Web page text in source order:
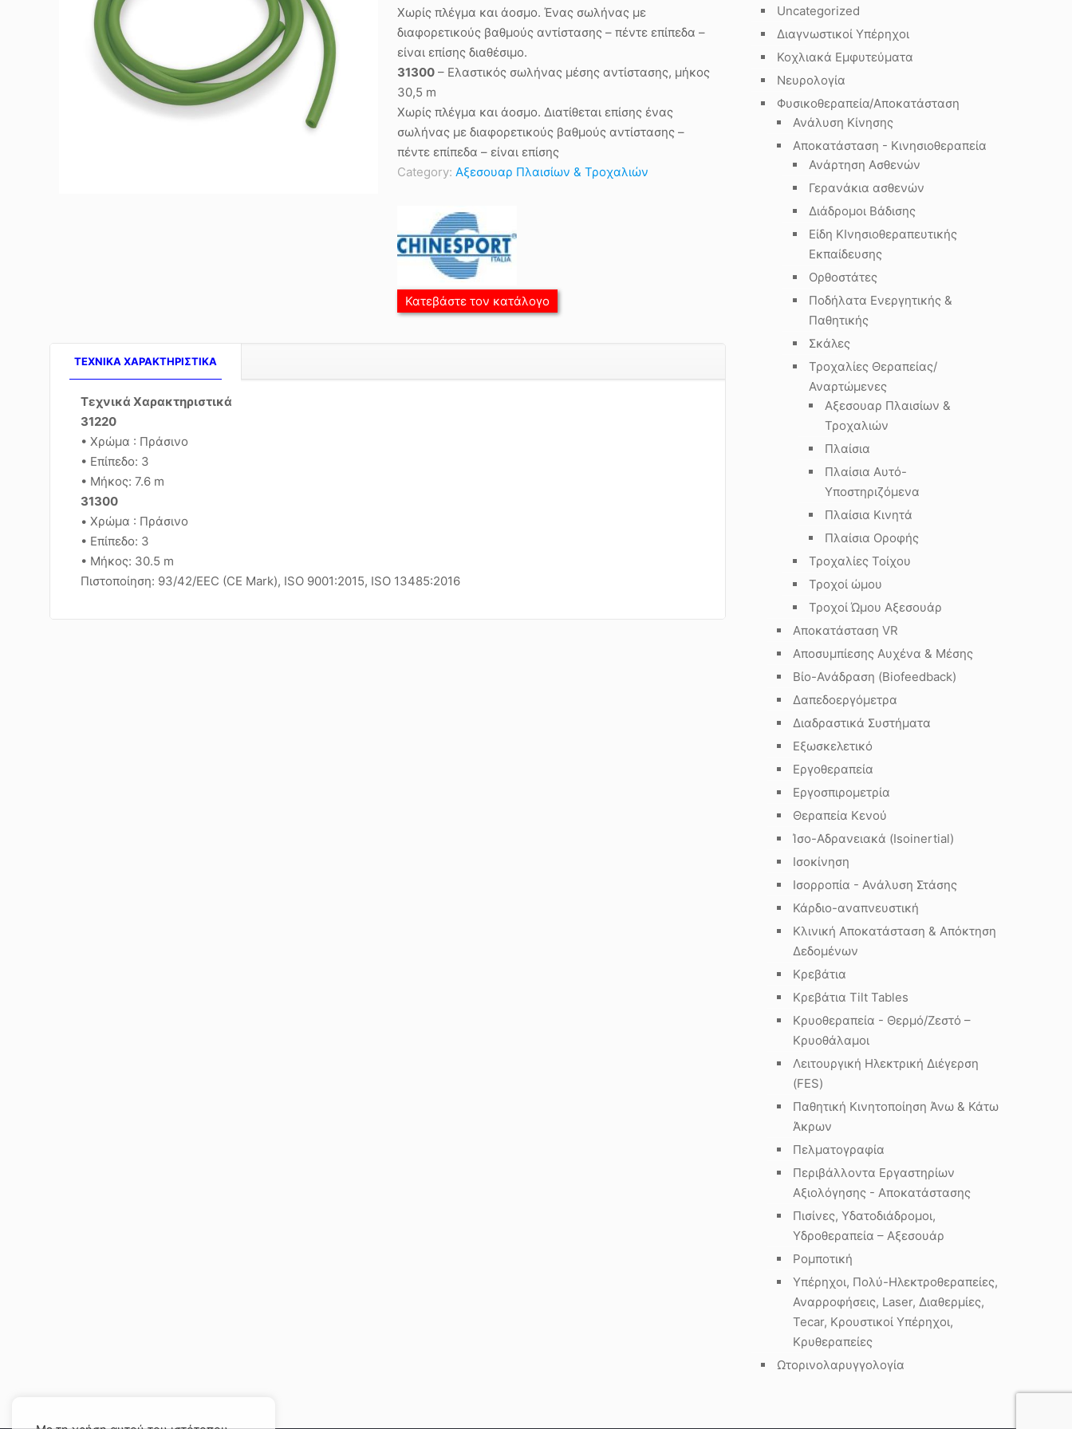
Χωρίς πλέγμα και άοσμο. Ένας σωλήνας με
διαφορετικούς βαθμούς αντίστασης – πέντε επίπεδα –
είναι επίσης διαθέσιμο.
31300 – Ελαστικός σωλήνας μέσης αντίστασης, μήκος
30,5 m
Χωρίς πλέγμα και άοσμο. Διατίθεται επίσης ένας
σωλήνας με διαφορετικούς βαθμούς αντίστασης –
πέντε επίπεδα – είναι επίσης
Category: Αξεσουαρ Πλαισίων & Τροχαλιών
Κατεβάστε τον κατάλογο
TEXNIKA ΧΑΡΑΚΤΗΡΙΣΤΙΚΑ
Τεχνικά Χαρακτηριστικά
31220
• Χρώμα : Πράσινο
• Επίπεδο: 3
• Μήκος: 7.6 m
31300
• Χρώμα : Πράσινο
• Επίπεδο: 3
• Μήκος: 30.5 m
Πιστοποίηση: 93/42/EEC (CE Mark), ISO 9001:2015, ISO 13485:2016
Uncategorized
Διαγνωστικοί Υπέρηχοι
Κοχλιακά Εμφυτεύματα
Νευρολογία
Φυσικοθεραπεία/Αποκατάσταση
Ανάλυση Κίνησης
Αποκατάσταση - Κινησιοθεραπεία
Ανάρτηση Ασθενών
Γερανάκια ασθενών
Διάδρομοι Βάδισης
Είδη ΚΙνησιοθεραπευτικής
Εκπαίδευσης
Ορθοστάτες
Ποδήλατα Ενεργητικής &
Παθητικής
Σκάλες
Τροχαλίες Θεραπείας/
Αναρτώμενες
Αξεσουαρ Πλαισίων &
Τροχαλιών
Πλαίσια
Πλαίσια Αυτό-
Υποστηριζόμενα
Πλαίσια Κινητά
Πλαίσια Οροφής
Τροχαλίες Τοίχου
Τροχοί ώμου
Τροχοί Ώμου Αξεσουάρ
Αποκατάσταση VR
Αποσυμπίεσης Αυχένα & Μέσης
Βίο-Ανάδραση (Biofeedback)
Δαπεδοεργόμετρα
Διαδραστικά Συστήματα
Εξωσκελετικό
Εργοθεραπεία
Εργοσπιρομετρία
Θεραπεία Κενού
Ίσο-Αδρανειακά (Isoinertial)
Ισοκίνηση
Ισορροπία - Ανάλυση Στάσης
Κάρδιο-αναπνευστική
Κλινική Αποκατάσταση & Απόκτηση
Δεδομένων
Κρεβάτια
Κρεβάτια Tilt Tables
Κρυοθεραπεία - Θερμό/Ζεστό –
Κρυοθάλαμοι
Λειτουργική Ηλεκτρική Διέγερση
(FES)
Παθητική Κινητοποίηση Άνω & Κάτω
Άκρων
Πελματογραφία
Περιβάλλοντα Εργαστηρίων
Αξιολόγησης - Αποκατάστασης
Πισίνες, Υδατοδιάδρομοι,
Υδροθεραπεία – Αξεσουάρ
Ρομποτική
Υπέρηχοι, Πολύ-Ηλεκτροθεραπείες,
Αναρροφήσεις, Laser, Διαθερμίες,
Tecar, Κρουστικοί Υπέρηχοι,
Κρυθεραπείες
Ωτορινολαρυγγολογία